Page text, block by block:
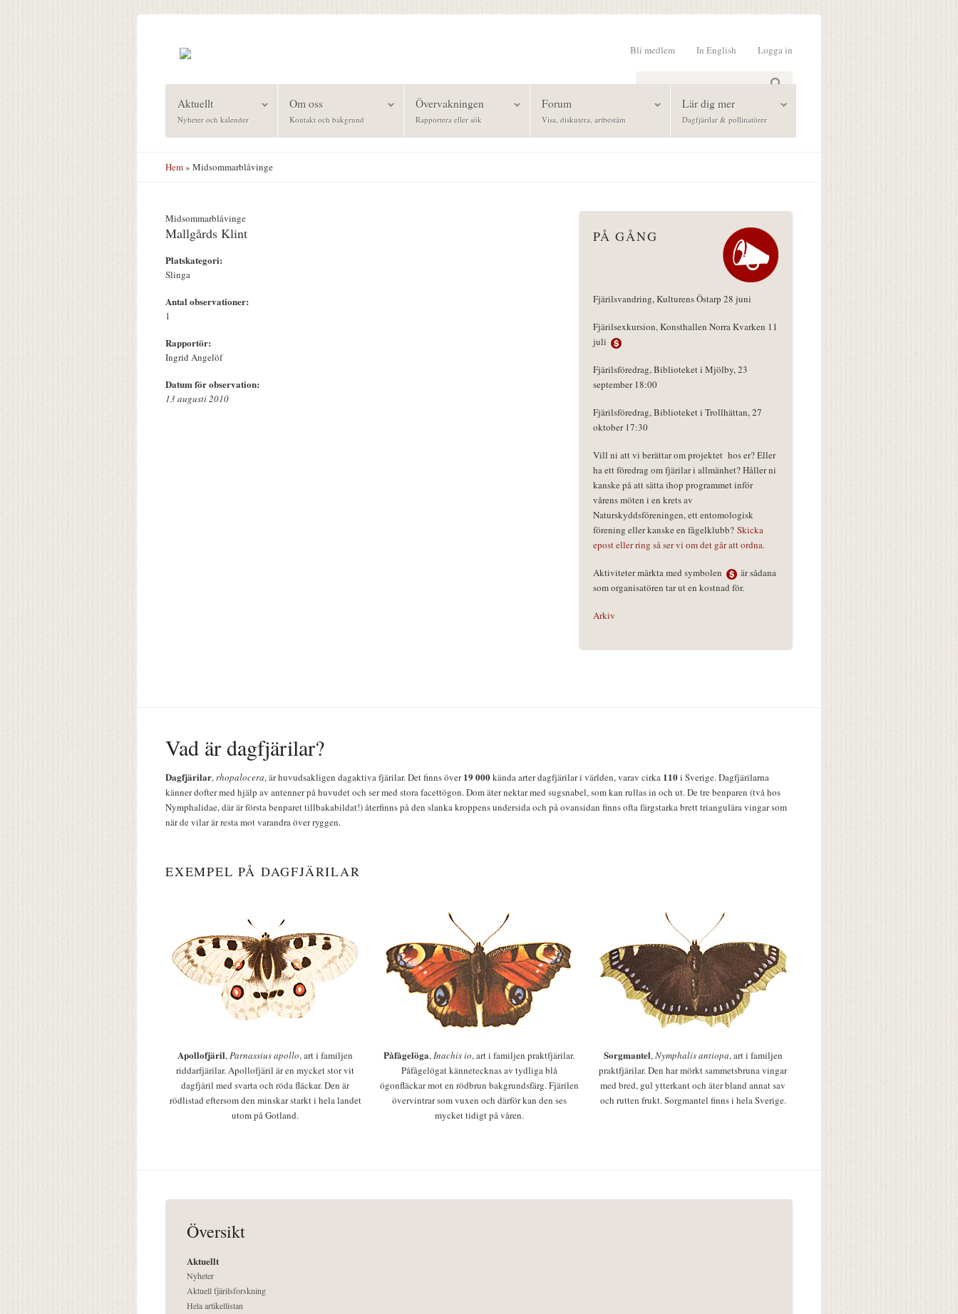
Logga in
In English
Bli medlem
Sökformulär
Aktuellt
Nyheter och kalender
Om oss
Kontakt och bakgrund
Övervakningen
Rapportera eller sök
Forum
Visa, diskutera, artbestäm
Lär dig mer
Dagfjärilar & pollinatörer
Hem» Midsommarblåvinge
Midsommarblåvinge
Mallgårds Klint
Platskategori:
Slinga
Antal observationer:
1
Rapportör:
Ingrid Angelöf
Datum för observation:
13 augusti 2010
PÅ GÅNG
Fjärilsvandring, Kulturens Östarp 28 juni
Fjärilsexkursion, Konsthallen Norra Kvarken 11
juli
Fjärilsföredrag, Biblioteket i Mjölby, 23
september 18:00
Fjärilsföredrag, Biblioteket i Trollhättan, 27
oktober 17:30
Vill ni att vi berättar om projektet hos er? Eller
ha ett föredrag om fjärilar i allmänhet? Håller ni
kanske på att sätta ihop programmet inför
vårens möten i en krets av
Naturskyddsföreningen, ett entomologisk
förening eller kanske en fågelklubb? Skicka
epost eller ring så ser vi om det går att ordna.
Aktiviteter märkta med symbolen
är sådana
som organisatören tar ut en kostnad för.
Arkiv
Vad är dagfjärilar?
Dagfjärilar,rhopalocera, är huvudsakligen dagaktiva fjärilar. Det finns över19 000kända arter dagfjärilar i världen, varav cirka 110i Sverige. Dagfjärilarna
känner dofter med hjälp av antenner på huvudet och ser med stora facettögon. Dom äter nektar med sugsnabel, som kan rullas in och ut. De tre benparen (två hos
Nymphalidae, där är första benparet tillbakabildat!) återfinns på den slanka kroppens undersida och på ovansidan finns ofta färgstarka brett triangulära vingar som
när de vilar är resta mot varandra över ryggen.
EXEMPEL PÅ DAGFJÄRILAR
Apollofjäril,Parnassius apollo, art i familjen
riddarfjärilar. Apollofjäril är en mycket stor vit
dagfjäril med svarta och röda fläckar. Den är
rödlistad eftersom den minskar starkt i hela landet
utom på Gotland.
Påfågelöga,Inachis io, art i familjen praktfjärilar.
Påfågelögat kännetecknas av tydliga blå
ögonfläckar mot en rödbrun bakgrundsfärg. Fjärilen
övervintrar som vuxen och därför kan den ses
mycket tidigt på våren.
Sorgmantel,Nymphalis antiopa, art i familjen
praktfjärilar. Den har mörkt sammetsbruna vingar
med bred, gul ytterkant och äter bland annat sav
och rutten frukt. Sorgmantel finns i hela Sverige.
Översikt
Aktuellt
Nyheter
Aktuell fjärilsforskning
Hela artikellistan